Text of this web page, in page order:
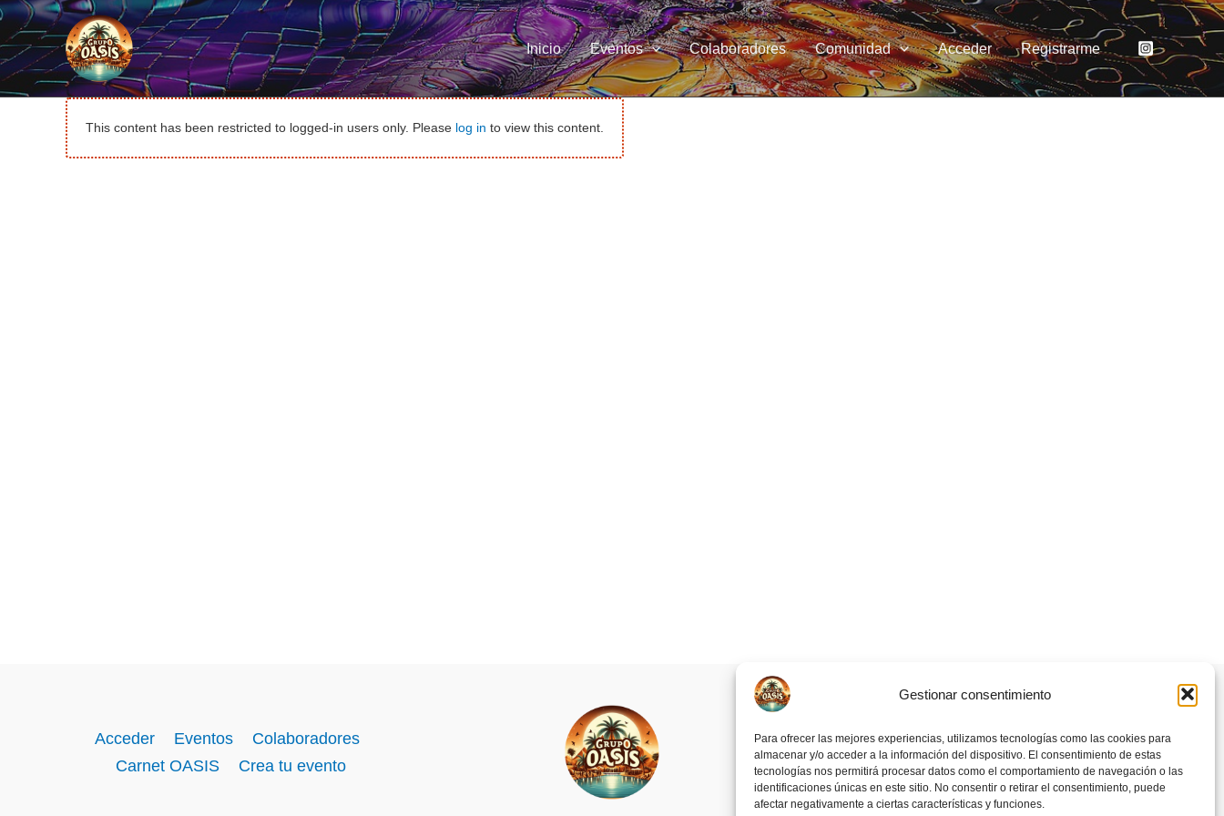
Gestionar consentimiento
Para ofrecer las mejores experiencias, utilizamos tecnologías como las cookies para
almacenar y/o acceder a la información del dispositivo. El consentimiento de estas
tecnologías nos permitirá procesar datos como el comportamiento de navegación o las
identificaciones únicas en este sitio. No consentir o retirar el consentimiento, puede
afectar negativamente a ciertas características y funciones.
Ir
al
contenido
Inicio Eventos Colaboradores Comunidad Acceder Registrarme
This content has been restricted to logged-in users only. Please log in to view this content.
Acceder Eventos
Colaboradores
Carnet OASIS
Crea tu evento
Normas de la comunidad
Política de privacidad usuarios
Política de cookies (UE)